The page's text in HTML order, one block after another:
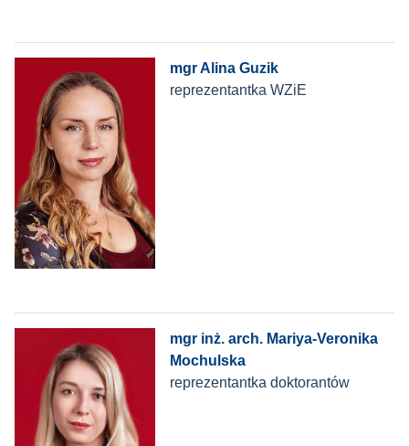
mgr Alina Guzik
reprezentantka WZiE
mgr inż. arch. Mariya-Veronika
Mochulska
reprezentantka doktorantów